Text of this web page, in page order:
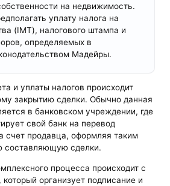
на недвижимость.
уплату налога на
(IMT), налогового штампа и
определяемых в
Мадейры.
и уплаты налогов происходит
закрытию сделки. Обычно данная
в банковском учреждении, где
свой банк на перевод
счет продавца, оформляя таким
составляющую сделки.
процесса происходит с
организует подписание и